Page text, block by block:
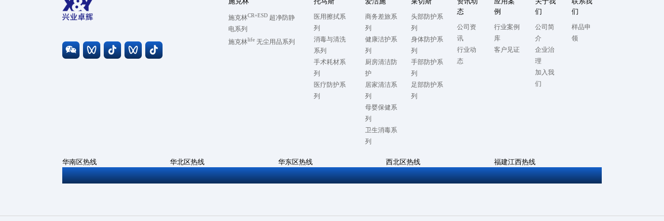
施克林CR+ESD 超净防静
电系列
施克林life 无尘用品系列
医用擦拭系
列
消毒与清洗
系列
手术耗材系
列
医疗防护系
列
商务差旅系
列
健康洁护系
列
厨房清洁防
护
居家清洁系
列
母婴保健系
列
卫生消毒系
列
头部防护系
列
身体防护系
列
手部防护系
列
足部防护系
列
态
公司资
讯
行业动
态
例
行业案例
库
客户见证
们
公司简
介
企业治
理
加入我
们
们
样品申
领
华南区热线
0755-27806543
华北区热线
010-67866697
华东区热线
0512-57868500
西北区热线
028-86728992
福建江西热线
0592-5714982